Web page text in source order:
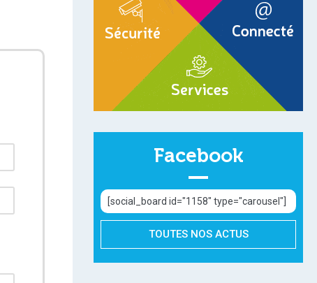
Facebook
[social_board id="1158" type="carousel"]
TOUTES NOS ACTUS